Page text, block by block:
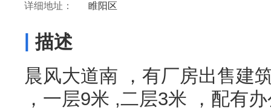
详细地址： 睢阳区
描述
晨风大道南 ，有厂房出售建
，一层9米 ,二层3米 ，配有